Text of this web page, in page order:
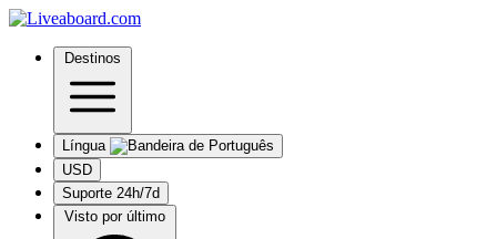
Destinos
Língua
USD
Suporte 24h/7d
Visto por último